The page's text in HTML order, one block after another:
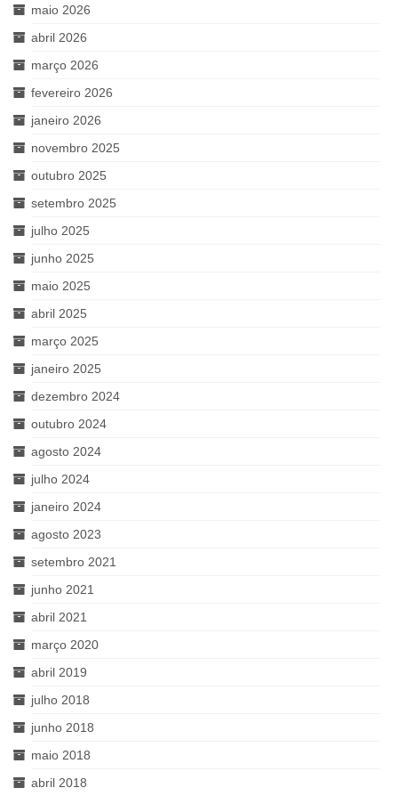
maio 2026
abril 2026
março 2026
fevereiro 2026
janeiro 2026
novembro 2025
outubro 2025
setembro 2025
julho 2025
junho 2025
maio 2025
abril 2025
março 2025
janeiro 2025
dezembro 2024
outubro 2024
agosto 2024
julho 2024
janeiro 2024
agosto 2023
setembro 2021
junho 2021
abril 2021
março 2020
abril 2019
julho 2018
junho 2018
maio 2018
abril 2018